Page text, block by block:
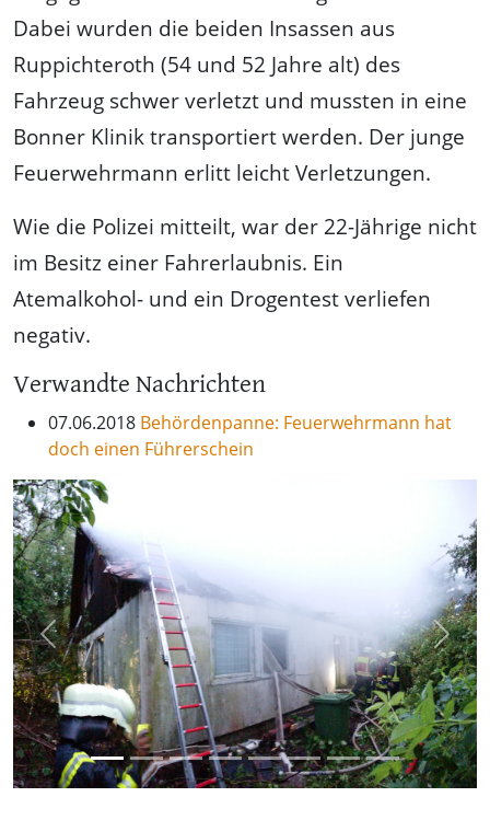
Dabei wurden die beiden Insassen aus
Ruppichteroth (54 und 52 Jahre alt) des
Fahrzeug schwer verletzt und mussten in eine
Bonner Klinik transportiert werden. Der junge
Feuerwehrmann erlitt leicht Verletzungen.
Wie die Polizei mitteilt, war der 22-Jährige nicht
im Besitz einer Fahrerlaubnis. Ein
Atemalkohol- und ein Drogentest verliefen
negativ.
Verwandte Nachrichten
07.06.2018 Behördenpanne: Feuerwehrmann hat
doch einen Führerschein
Previous Next